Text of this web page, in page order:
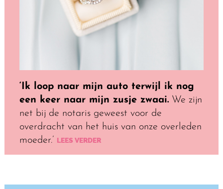
‘Ik loop naar mijn auto terwijl ik nog
een keer naar mijn zusje zwaai.We zijn
net bij de notaris geweest voor de
overdracht van het huis van onze overleden
moeder.’ LEES VERDER